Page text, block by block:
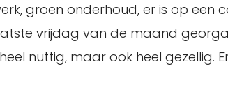
groen onderhoud, er is op een
vrijdag van de maand
nuttig, maar ook heel